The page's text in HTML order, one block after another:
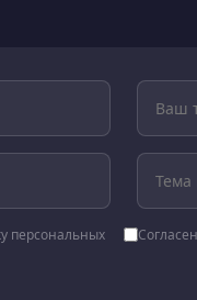
персональных